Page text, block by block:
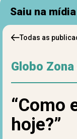
Saiu na mídia
Todas as
Globo Zona
“Como
hoje?”